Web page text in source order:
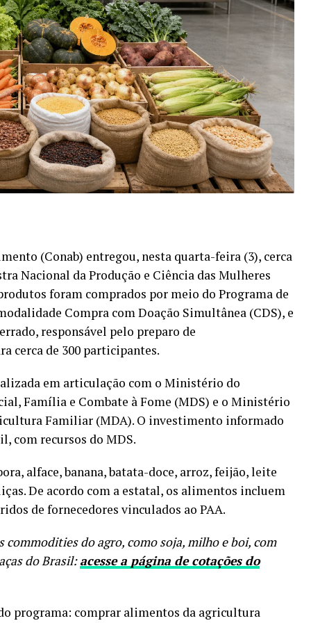
(Conab) entregou, nesta quarta-feira (3), cerca
Nacional da Produção e Ciência das Mulheres
foram comprados por meio do Programa de
Compra com Doação Simultânea (CDS), e
responsável pelo preparo de
cerca de 300 participantes.
em articulação com o Ministério do
Família e Combate à Fome (MDS) e o Ministério
Familiar (MDA). O investimento informado
com recursos do MDS.
alface, banana, batata-doce, arroz, feijão, leite
De acordo com a estatal, os alimentos incluem
de fornecedores vinculados ao PAA.
commodities do agro, como soja, milho e boi, com
do Brasil:acesse a página de cotações do
programa: comprar alimentos da agricultura